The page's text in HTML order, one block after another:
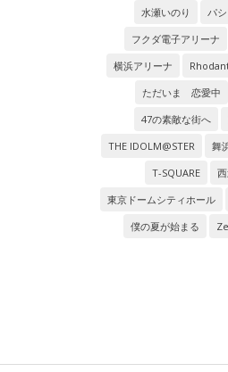
水瀬いのり
パ
フクダ電子アリーナ
横浜アリーナ
ただいま 恋愛中
47の素敵な街へ
THE IDOLM@STER
舞
T-SQUARE
東京ドームシティホール
僕の夏が始まる